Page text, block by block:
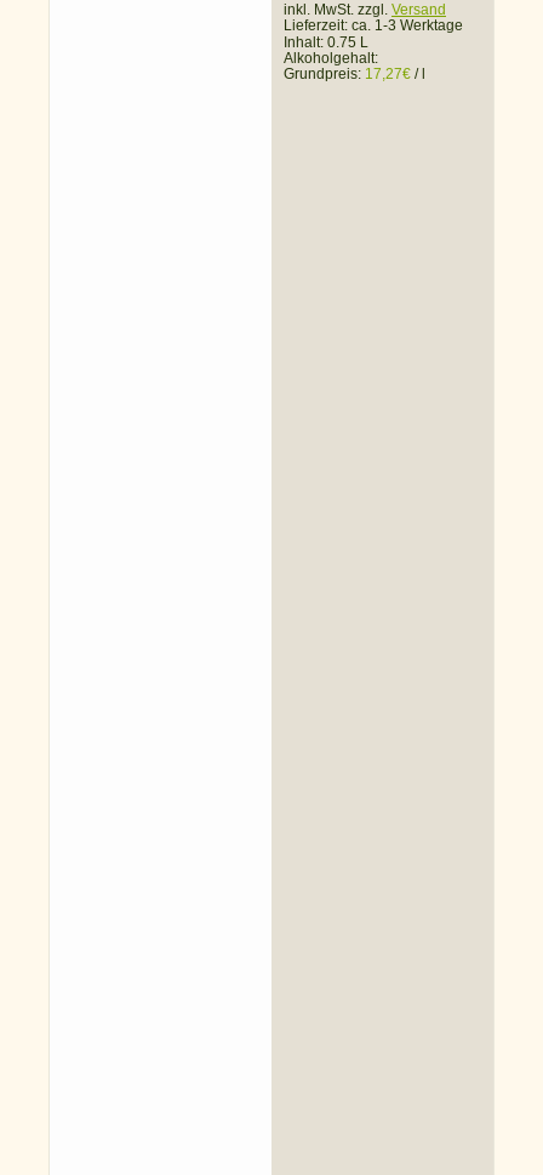
inkl. MwSt. zzgl. Versand
Lieferzeit: ca. 1-3 Werktage
Inhalt: 0.75 L
Alkoholgehalt:
Grundpreis: 17,27€ /